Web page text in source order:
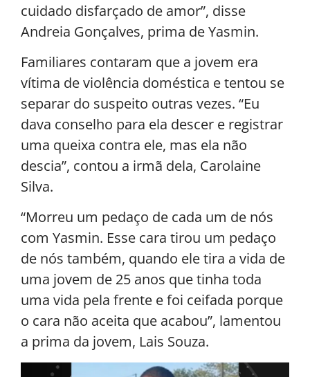
cuidado disfarçado de amor”, disse
Andreia Gonçalves, prima de Yasmin.
Familiares contaram que a jovem era
vítima de violência doméstica e tentou se
separar do suspeito outras vezes. “Eu
dava conselho para ela descer e registrar
uma queixa contra ele, mas ela não
descia”, contou a irmã dela, Carolaine
Silva.
“Morreu um pedaço de cada um de nós
com Yasmin. Esse cara tirou um pedaço
de nós também, quando ele tira a vida de
uma jovem de 25 anos que tinha toda
uma vida pela frente e foi ceifada porque
o cara não aceita que acabou”, lamentou
a prima da jovem, Lais Souza.